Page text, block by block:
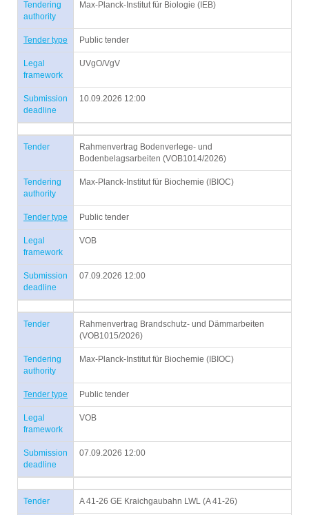
Tendering
authority
Max-Planck-Institut für Biologie (IEB)
Tender type Public tender
Legal
framework
UVgO/VgV
Submission
deadline
10.09.2026 12:00
Tender
Rahmenvertrag Bodenverlege- und
Bodenbelagsarbeiten (VOB1014/2026)
Tendering
authority
Max-Planck-Institut für Biochemie (IBIOC)
Tender type Public tender
Legal
framework
VOB
Submission
deadline
07.09.2026 12:00
Tender
Rahmenvertrag Brandschutz- und Dämmarbeiten
(VOB1015/2026)
Tendering
authority
Max-Planck-Institut für Biochemie (IBIOC)
Tender type Public tender
Legal
framework
VOB
Submission
deadline
07.09.2026 12:00
Tender A 41-26 GE Kraichgaubahn LWL (A 41-26)